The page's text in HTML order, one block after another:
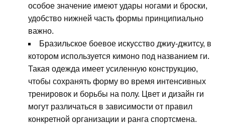
особое значение имеют удары ногами и броски,
удобство нижней часть формы принципиально
важно.
Бразильское боевое искусство джиу-джитсу, в
котором используется кимоно под названием ги.
Такая одежда имеет усиленную конструкцию,
чтобы сохранять форму во время интенсивных
тренировок и борьбы на полу. Цвет и дизайн ги
могут различаться в зависимости от правил
конкретной организации и ранга спортсмена.